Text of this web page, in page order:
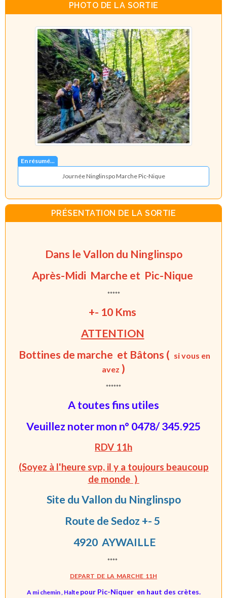
PHOTO DE LA SORTIE
En résumé...
Journée Ninglinspo Marche Pic-Nique
PRÉSENTATION DE LA SORTIE
Dans le Vallon du Ninglinspo
Après-Midi Marche et Pic-Nique
*****
+- 10 Kms
ATTENTION
Bottines de marche et Bâtons ( si vous en
avez )
******
A toutes fins utiles
Veuillez noter mon n° 0478/ 345.925
RDV 11h
(Soyez à l'heure svp, il y a toujours beaucoup
de monde )
Site du Vallon du Ninglinspo
Route de Sedoz +- 5
4920 AYWAILLE
****
DEPART DE LA MARCHE 11H
A mi chemin , Halte pour Pic-Niquer en haut des crètes.